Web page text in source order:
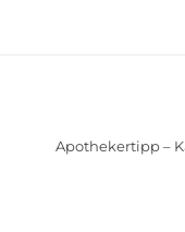
Apothekertipp –